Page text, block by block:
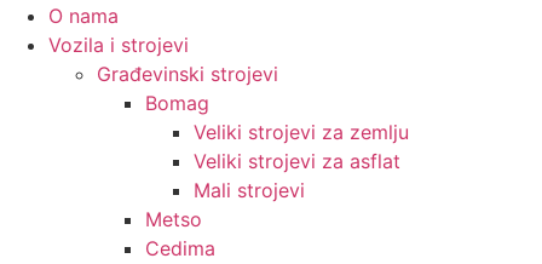
O nama
Vozila i strojevi
Građevinski strojevi
Bomag
Veliki strojevi za zemlju
Veliki strojevi za asflat
Mali strojevi
Metso
Cedima